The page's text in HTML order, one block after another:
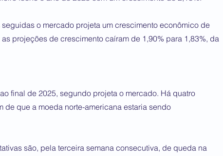
seguidas o mercado projeta um crescimento econômico de
projeções de crescimento caíram de 1,90% para 1,83%, da
final de 2025, segundo projeta o mercado. Há quatro
de que a moeda norte-americana estaria sendo
são, pela terceira semana consecutiva, de queda na